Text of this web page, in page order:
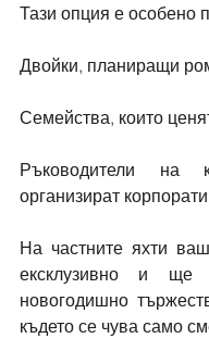
Тази опция е особено
Двойки, планиращи
Семейства, които
Ръководители на
организират
На частните яхти
ексклузивно и ще
новогодишно
където се чува само